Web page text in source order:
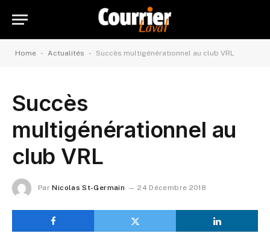
Home - Actualités - Succès multigénérationnel au club VRL
Succès
multigénérationnel au
club VRL
Par Nicolas St-Germain 24 Décembre 2018